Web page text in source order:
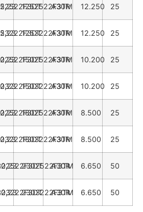
1252522F3TM
A30R 12.250 25
1253222F3TM
A30R 12.250 25
1502522F3TM
A30R 10.200 25
1503222F3TM
A30R 10.200 25
1802522F3TM
A30R 8.500 25
1803222F3TM
A30R 8.500 25
2302522F3TM
A30R 6.650 50
2303222F3TM
A30R 6.650 50